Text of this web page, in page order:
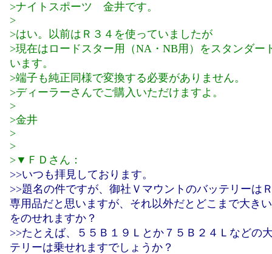
>ナイトスポーツ 金井です。
>
>はい。以前はＲ３４を使っていましたが
>現在はロードスター用（NA・NB用）をスタンダー
います。
>端子も純正同様で変換する必要がありません。
>ディーラーさんでご購入いただけますよ。
>
>金井
>
>
>▼ＦＤさん：
>>いつも拝見しております。
>>題名の件ですが、御社Ｖマウントのバッテリーは
専用品だと思いますが、それ以外だとどこまで大き
をのせれますか？
>>たとえば、５５Ｂ１９Ｌとか７５Ｂ２４Ｌなどの
テリーは乗せれますでしょうか？